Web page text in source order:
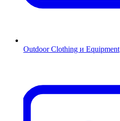
Outdoor Clothing и Equipment